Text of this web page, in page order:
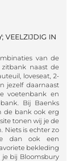
VEELZIJDIG IN
van de
naast de
loveseat, 2-
jezelf daarnaast
voetenbank en
Bij Baenks
de bank ook erg
tonen wij je de
Niets is echter zo
dan ook een
bekleding
bij Bloomsbury